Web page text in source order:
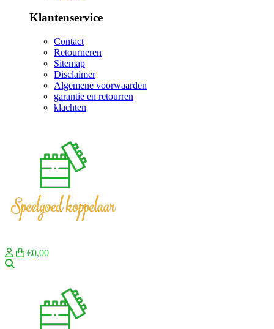
Klantenservice
Contact
Retourneren
Sitemap
Disclaimer
Algemene voorwaarden
garantie en retourren
klachten
€0,00